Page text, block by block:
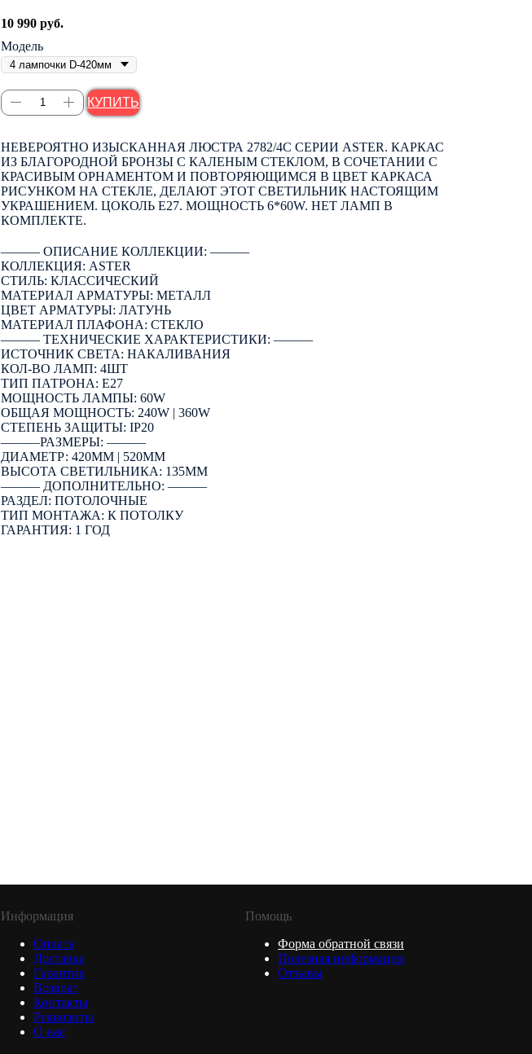
10 990 руб.
Модель
КУПИТЬ
НЕВЕРОЯТНО ИЗЫСКАННАЯ ЛЮСТРА 2782/4C СЕРИИ ASTER. КАРКАС
ИЗ БЛАГОРОДНОЙ БРОНЗЫ С КАЛЕНЫМ СТЕКЛОМ, В СОЧЕТАНИИ С
КРАСИВЫМ ОРНАМЕНТОМ И ПОВТОРЯЮЩИМСЯ В ЦВЕТ КАРКАСА
РИСУНКОМ НА СТЕКЛЕ, ДЕЛАЮТ ЭТОТ СВЕТИЛЬНИК НАСТОЯЩИМ
УКРАШЕНИЕМ. ЦОКОЛЬ E27. МОЩНОСТЬ 6*60W. НЕТ ЛАМП В
КОМПЛЕКТЕ.
――― ОПИСАНИЕ КОЛЛЕКЦИИ: ―――
КОЛЛЕКЦИЯ: ASTER
СТИЛЬ: КЛАССИЧЕСКИЙ
МАТЕРИАЛ АРМАТУРЫ: МЕТАЛЛ
ЦВЕТ АРМАТУРЫ: ЛАТУНЬ
МАТЕРИАЛ ПЛАФОНА: СТЕКЛО
――― ТЕХНИЧЕСКИЕ ХАРАКТЕРИСТИКИ: ―――
ИСТОЧНИК СВЕТА: НАКАЛИВАНИЯ
КОЛ-ВО ЛАМП: 4ШТ
ТИП ПАТРОНА: E27
МОЩНОСТЬ ЛАМПЫ: 60W
ОБЩАЯ МОЩНОСТЬ: 240W | 360W
СТЕПЕНЬ ЗАЩИТЫ: IP20
―――РАЗМЕРЫ: ―――
ДИАМЕТР: 420ММ | 520ММ
ВЫСОТА СВЕТИЛЬНИКА: 135ММ
――― ДОПОЛНИТЕЛЬНО: ―――
РАЗДЕЛ: ПОТОЛОЧНЫЕ
ТИП МОНТАЖА: К ПОТОЛКУ
ГАРАНТИЯ: 1 ГОД
Информация
Оплата
Доставка
Гарантия
Возврат
Контакты
Реквизиты
О нас
Помощь
Форма обратной связи
Полезная информация
Отзывы